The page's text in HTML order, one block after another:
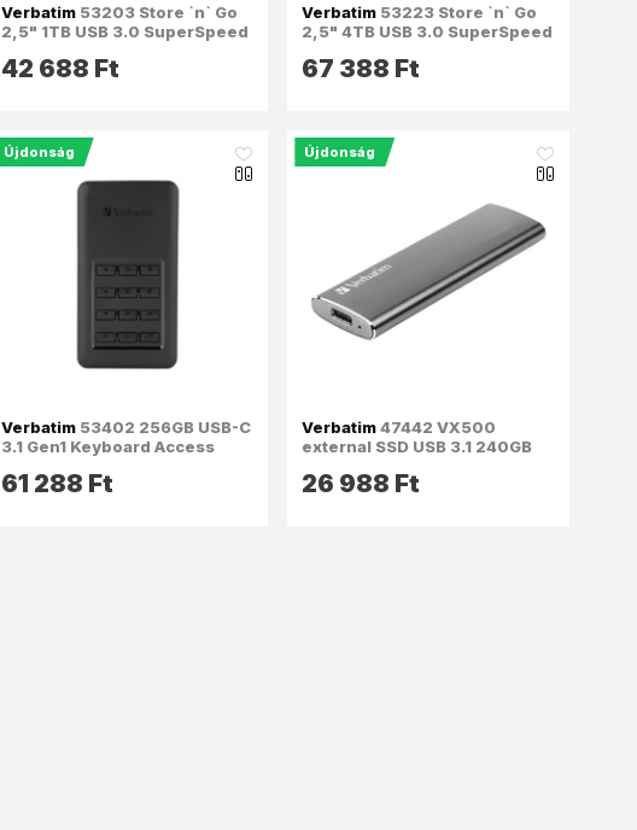
Verbatim53203 Store `n` Go
2,5" 1TB USB 3.0 SuperSpeed
42 688 Ft
Verbatim 53223 Store `n` Go
2,5" 4TB USB 3.0 SuperSpeed
67 388 Ft
Újdonság like_16
Verbatim53402 256GB USB-C
3.1 Gen1 Keyboard Access
61 288 Ft
Újdonság like_16
Verbatim47442 VX500
external SSD USB 3.1 240GB
26 988 Ft